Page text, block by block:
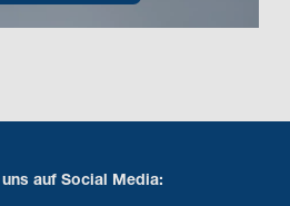
auf Social Media: